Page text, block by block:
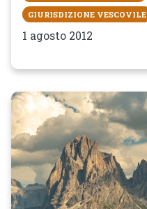
GIURISDIZIONE VESCOVILE
1 agosto 2012